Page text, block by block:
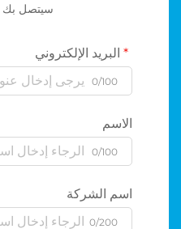
سيتصل بك
البريد الإلكتروني
0/100
الاسم
0/100
اسم الشركة
0/200